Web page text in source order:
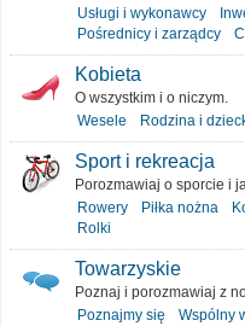
Usługi i wykonawcy
Pośrednicy i zarządcy
Kobieta
O wszystkim i o niczym.
Wesele
Rodzina i
Sport i rekreacja
Porozmawiaj o sporcie i
Rowery
Piłka nożna
Rolki
Towarzyskie
Poznaj i porozmawiaj z
Poznajmy się
Wspólny